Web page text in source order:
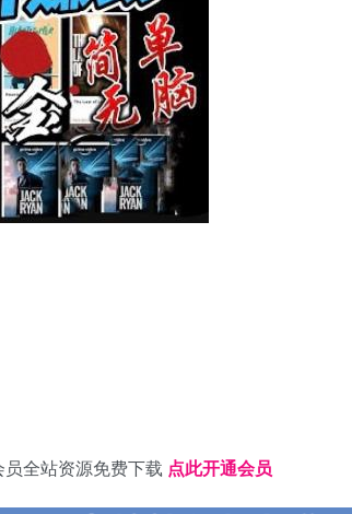
全站资源免费下载 点此开通会员